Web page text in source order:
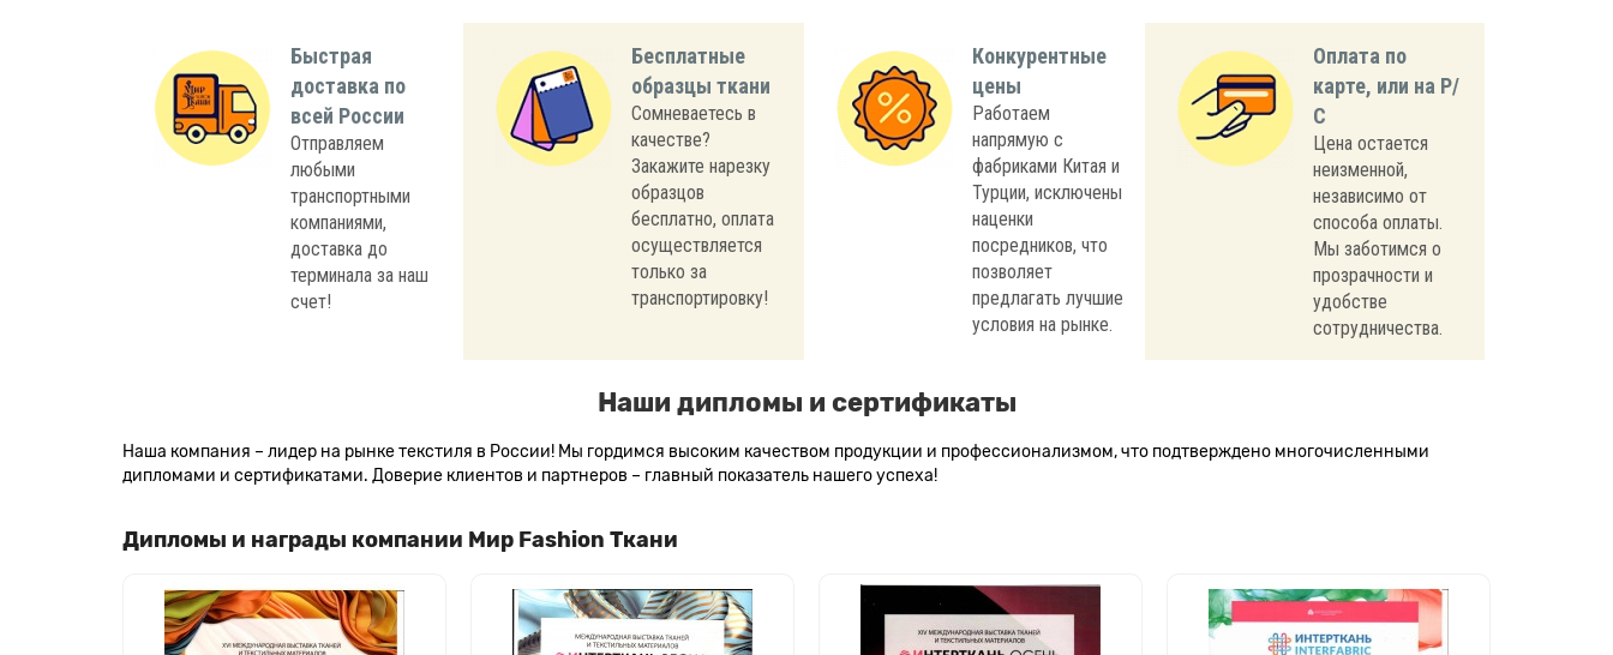
Быстрая
доставка по
всей России
Отправляем
любыми
транспортными
компаниями,
доставка до
терминала за наш
счет!
Бесплатные
образцы ткани
Сомневаетесь в
качестве?
Закажите нарезку
образцов
бесплатно, оплата
осуществляется
только за
транспортировку!
Конкурентные
цены
Работаем
напрямую с
фабриками Китая и
Турции, исключены
наценки
посредников, что
позволяет
предлагать лучшие
условия на рынке.
Оплата по
карте, или на Р/
С
Цена остается
неизменной,
независимо от
способа оплаты.
Мы заботимся о
прозрачности и
удобстве
сотрудничества.
Наши дипломы и сертификаты
Наша компания – лидер на рынке текстиля в России! Мы гордимся высоким качеством продукции и профессионализмом, что подтверждено многочисленными
дипломами и сертификатами. Доверие клиентов и партнеров – главный показатель нашего успеха!
Дипломы и награды компании Мир Fashion Ткани